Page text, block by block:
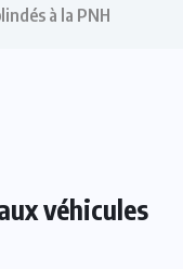
à la PNH
véhicules